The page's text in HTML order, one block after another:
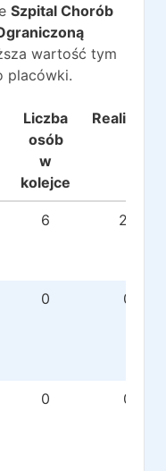
Szpital Chorób
wartość tym
placówki.
Liczba
osób
w
kolejce
Realizacje
6 20
0 0
0 0